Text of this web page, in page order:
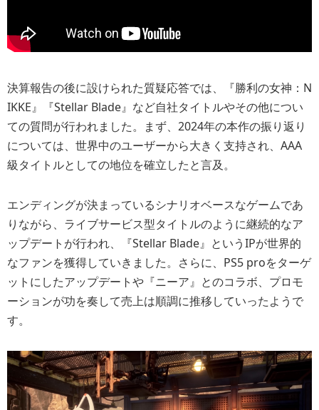
決算報告の後に設けられた質疑応答では、『勝利の女神：N
IKKE』『Stellar Blade』など自社タイトルやその他につい
ての質問が行われました。まず、2024年の本作の振り返り
については、世界中のユーザーから大きく支持され、AAA
級タイトルとしての地位を確立したと言及。
エンディングが決まっているシナリオベースなゲームであ
りながら、ライブサービス型タイトルのように継続的なア
ップデートが行われ、『Stellar Blade』というIPが世界的
なファンを獲得していきました。さらに、PS5 proをターゲ
ットにしたアップデートや『ニーア』とのコラボ、プロモ
ーションが功を奏して売上は順調に推移していったようで
す。